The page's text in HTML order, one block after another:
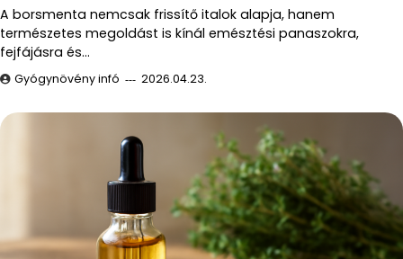
A borsmenta nemcsak frissítő italok alapja, hanem
természetes megoldást is kínál emésztési panaszokra,
fejfájásra és…
Gyógynövény infó 2026.04.23.